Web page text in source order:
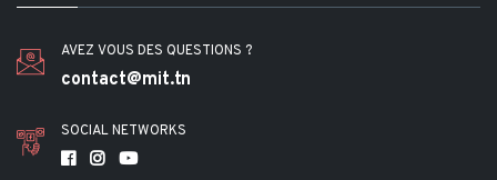
AVEZ VOUS DES QUESTIONS ?
contact@mit.tn
SOCIAL NETWORKS